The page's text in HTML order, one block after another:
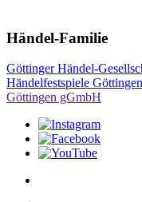
Händel-Familie
Göttinger Händel-
Händelfestspiele Göttingen
Göttingen gGmbH